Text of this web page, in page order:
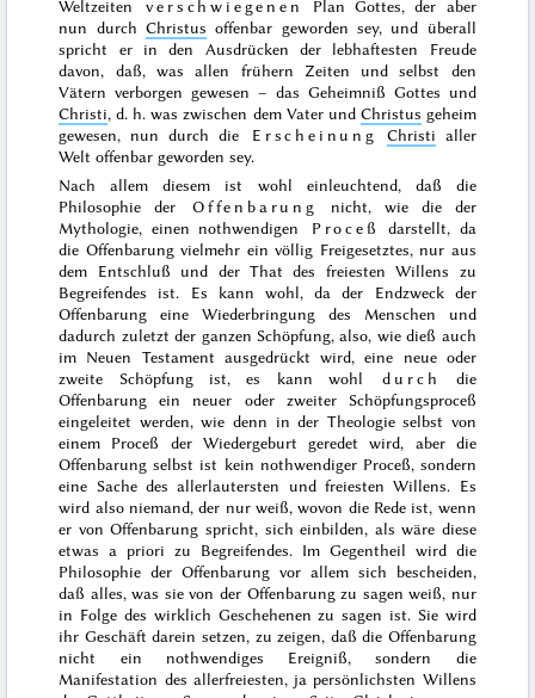
Weltzeiten
verschwiegenen Plan Gottes, der aber
nun durch Christus offenbar geworden sey, und überall
spricht er in den Ausdrücken der lebhaftesten Freude
davon, daß, was allen frühern Zeiten und selbst den
Vätern verborgen gewesen – das Geheimniß Gottes und
Christi, d. h. was zwischen dem Vater und Christus geheim
gewesen, nun durch die
Erscheinung Christi aller
Welt offenbar geworden sey.
Nach allem diesem ist wohl einleuchtend, daß die
Philosophie der
Offenbarung
nicht, wie die der
Mythologie, einen nothwendigen
Proceß
darstellt, da
die Offenbarung vielmehr ein völlig Freigesetztes, nur aus
dem Entschluß und der That des freiesten Willens zu
Begreifendes ist. Es kann wohl, da der Endzweck der
Offenbarung eine Wiederbringung des Menschen und
dadurch zuletzt der ganzen Schöpfung, also, wie dieß auch
im Neuen Testament ausgedrückt wird, eine neue oder
zweite Schöpfung ist, es kann wohl
durch
die
Offenbarung ein neuer oder zweiter Schöpfungsproceß
eingeleitet werden, wie denn in der Theologie selbst von
einem Proceß der Wiedergeburt geredet wird, aber die
Offenbarung selbst ist kein nothwendiger Proceß, sondern
eine Sache des allerlautersten und freiesten Willens. Es
wird also niemand, der nur weiß, wovon die Rede ist, wenn
er von Offenbarung spricht, sich einbilden, als wäre diese
etwasa priori zu Begreifendes. Im Gegentheil wird die
Philosophie der Offenbarung vor allem sich bescheiden,
daß alles, was sie von der Offenbarung zu sagen weiß, nur
in Folge des wirklich Geschehenen zu sagen ist. Sie wird
ihr Geschäft darein setzen, zu zeigen, daß die Offenbarung
nicht ein nothwendiges Ereigniß, sondern die
Manifestation des allerfreiesten, ja persönlichsten Willens